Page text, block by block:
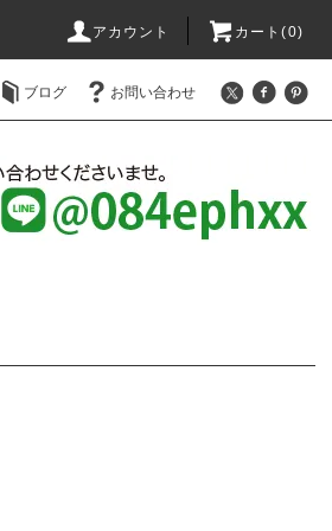
アカウント カート(0)
ブログ お問い合わせ